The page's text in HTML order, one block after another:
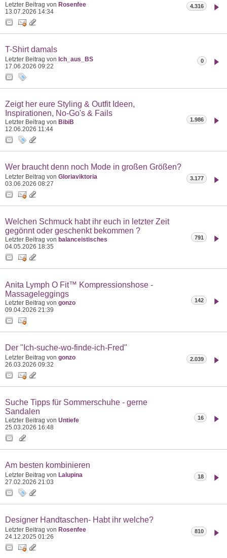
Letzter Beitrag von Rosenfee
13.07.2026 14:34
4.316
T-Shirt damals
Letzter Beitrag von Ich_aus_BS
17.06.2026 09:22
0
Zeigt her eure Styling & Outfit Ideen,
Inspirationen, No-Go's & Fails
Letzter Beitrag von BibiB
12.06.2026 11:44
1.986
Wer braucht denn noch Mode in großen Größen?
Letzter Beitrag von Gloriaviktoria
03.06.2026 08:27
3.177
Welchen Schmuck habt ihr euch in letzter Zeit
gegönnt oder geschenkt bekommen ?
Letzter Beitrag von balanceistisches
04.05.2026 18:35
791
Anita Lymph O Fit™ Kompressionshose -
Massageleggings
Letzter Beitrag von gonzo
09.04.2026 21:39
142
Der "Ich-suche-wo-finde-ich-Fred"
Letzter Beitrag von gonzo
26.03.2026 09:32
2.039
Suche Tipps für Sommerschuhe - gerne
Sandalen
Letzter Beitrag von Untiefe
25.03.2026 16:48
16
Am besten kombinieren
Letzter Beitrag von Lalupina
27.02.2026 21:03
18
Designer Handtaschen- Habt ihr welche?
Letzter Beitrag von Rosenfee
24.12.2025 01:26
810